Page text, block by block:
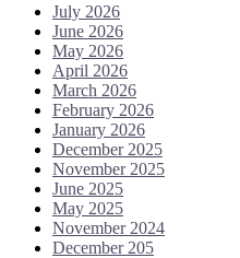
July 2026
June 2026
May 2026
April 2026
March 2026
February 2026
January 2026
December 2025
November 2025
June 2025
May 2025
November 2024
December 205